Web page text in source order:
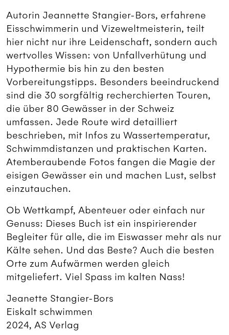
Autorin Jeannette Stangier-Bors, erfahrene
Eisschwimmerin und Vizeweltmeisterin, teilt
hier nicht nur ihre Leidenschaft, sondern auch
wertvolles Wissen: von Unfallverhütung und
Hypothermie bis hin zu den besten
Vorbereitungstipps. Besonders beeindruckend
sind die 30 sorgfältig recherchierten Touren,
die über 80 Gewässer in der Schweiz
umfassen. Jede Route wird detailliert
beschrieben, mit Infos zu Wassertemperatur,
Schwimmdistanzen und praktischen Karten.
Atemberaubende Fotos fangen die Magie der
eisigen Gewässer ein und machen Lust, selbst
einzutauchen.
Ob Wettkampf, Abenteuer oder einfach nur
Genuss: Dieses Buch ist ein inspirierender
Begleiter für alle, die im Eiswasser mehr als nur
Kälte sehen. Und das Beste? Auch die besten
Orte zum Aufwärmen werden gleich
mitgeliefert. Viel Spass im kalten Nass!
Jeanette Stangier-Bors
Eiskalt schwimmen
2024, AS Verlag